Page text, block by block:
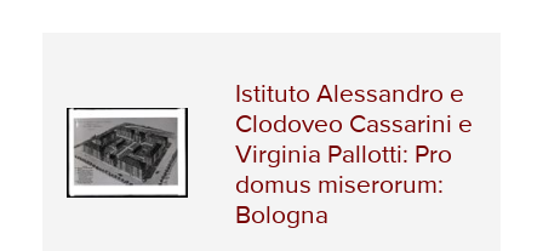
Istituto Alessandro e
Clodoveo Cassarini e
Virginia Pallotti: Pro
domus miserorum:
Bologna